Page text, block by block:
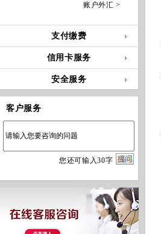
账户外汇 >
支付缴费
信用卡服务
安全服务
客户服务
您还可输入30字